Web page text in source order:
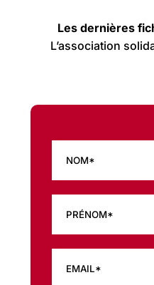
Les dernières
L’association